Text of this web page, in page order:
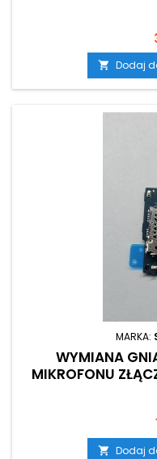
 Dodaj
MARKA:
WYMIANA
MIKROFONU
 Dodaj